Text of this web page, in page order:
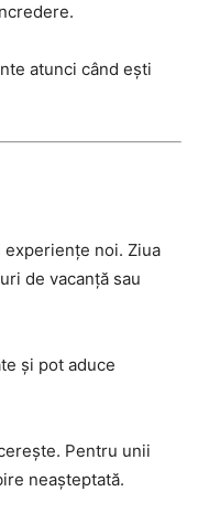
atunci când ești
experiențe noi. Ziua
de vacanță sau
și pot aduce
Pentru unii
neașteptată.